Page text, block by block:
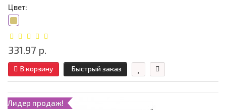
Цвет:
331.97 р.
В корзину Быстрый заказ
Лидер продаж!